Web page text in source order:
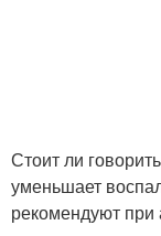
Стоит ли
уменьшает
рекомендуют при